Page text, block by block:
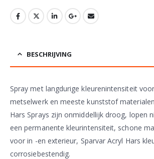
BESCHRIJVING
Spray met langdurige kleurenintensiteit
metselwerk en meeste kunststof
Hars Sprays zijn onmiddellijk droog, lopen
een permanente kleurintensiteit, schone
voor in -en exterieur, Sparvar Acryl Hars
corrosiebestendig.